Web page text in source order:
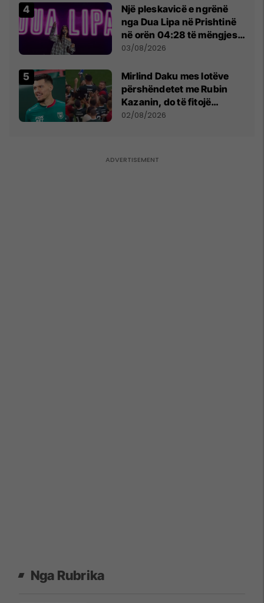
Një pleskavicë e ngrënë
nga Dua Lipa në Prishtinë
në orën 04:28 të mëngjesit
- dhe bota digjitale serbe
03/08/2026
Mirlind Daku mes lotëve
përshëndetet me Rubin
Kazanin, do të fitojë
miliona te Spartak Moska
02/08/2026
Nga Rubrika